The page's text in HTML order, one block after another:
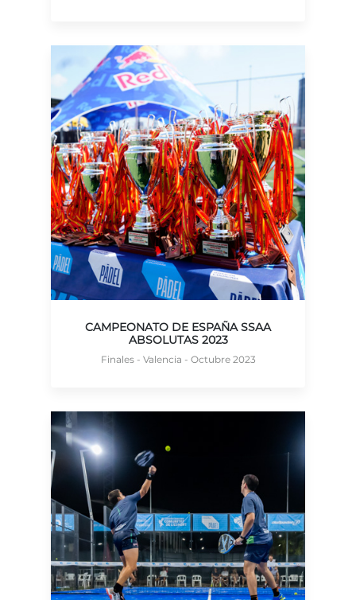
CAMPEONATO DE ESPAÑA SSAA
ABSOLUTAS 2023
Finales - Valencia - Octubre 2023